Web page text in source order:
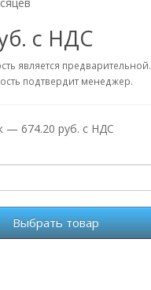
с НДС
является предварительной.
подтвердит менеджер.
— 674.20 руб. с НДС
Выбрать товар